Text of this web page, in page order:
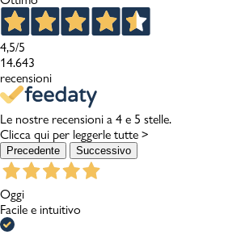
4,5/5
14.643
recensioni
Le nostre recensioni a 4 e 5 stelle.
Clicca qui per leggerle tutte >
Precedente Successivo
Oggi
Facile e intuitivo